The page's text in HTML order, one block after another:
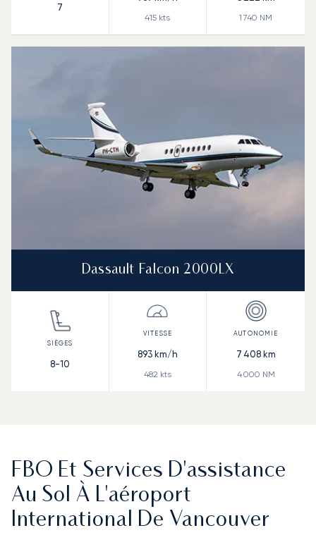
7
415 kts 1 740 NM
Dassault Falcon 2000LX
8-10
893km/h
482 kts
7 408km
4 000 NM
FBO Et Services D'assistance
Au Sol À L'aéroport
International De Vancouver